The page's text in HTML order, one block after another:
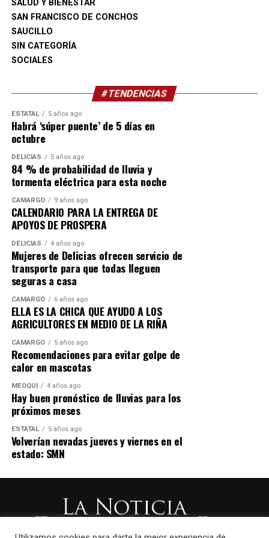
SALUD Y BIENESTAR
SAN FRANCISCO DE CONCHOS
SAUCILLO
SIN CATEGORÍA
SOCIALES
#TENDENCIAS
ESTATAL 5 años ago
Habrá ‘súper puente’ de 5 días en
octubre
DELICIAS 5 años ago
84 % de probabilidad de lluvia y
tormenta eléctrica para esta noche
CAMARGO 9 años ago
CALENDARIO PARA LA ENTREGA DE
APOYOS DE PROSPERA
DELICIAS 4 años ago
Mujeres de Delicias ofrecen servicio de
transporte para que todas lleguen
seguras a casa
CAMARGO 6 años ago
ELLA ES LA CHICA QUE AYUDO A LOS
AGRICULTORES EN MEDIO DE LA RIÑA
CAMARGO 5 años ago
Recomendaciones para evitar golpe de
calor en mascotas
MEOQUI 4 años ago
Hay buen pronóstico de lluvias para los
próximos meses
ESTATAL 5 años ago
Volverían nevadas jueves y viernes en el
estado: SMN